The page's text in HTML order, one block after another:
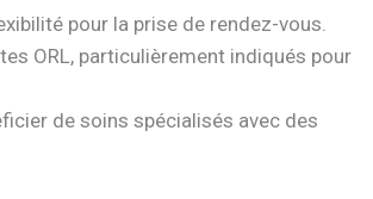
pour la prise de rendez-vous.
ORL, particulièrement indiqués pour
de soins spécialisés avec des